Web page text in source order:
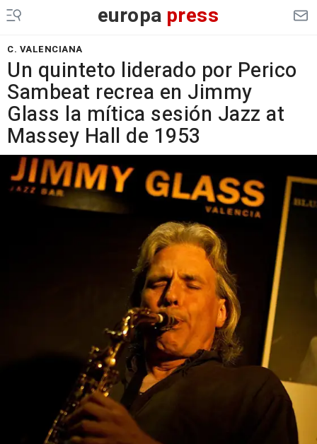
europa press
C. VALENCIANA
Un quinteto liderado por Perico
Sambeat recrea en Jimmy
Glass la mítica sesión Jazz at
Massey Hall de 1953